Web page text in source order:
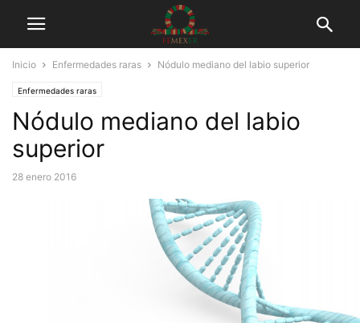
Inicio Enfermedades raras Nódulo mediano del labio superior
Enfermedades raras
Nódulo mediano del labio
superior
28 enero 2016